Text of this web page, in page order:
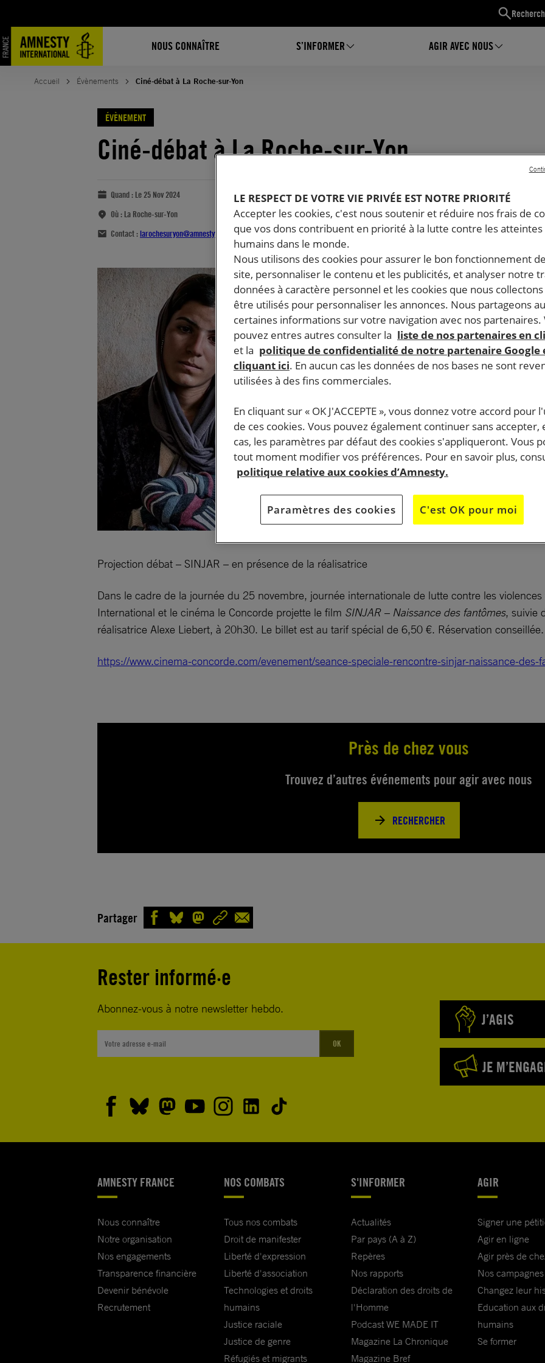
NOUS CONNAÎTRE S’INFORMER AGIR AVEC NOUS
Accueil Évènements Ciné-débat à La Roche-sur-Yon
ÉVÈNEMENT
Ciné-débat à La Roche-sur-Yon
Quand : Le 25 Nov 2024
Où : La Roche-sur-Yon
Contact :larochesuryon@amnestyfrance.fr
Projection débat – SINJAR – en présence de la réalisatrice
Dans le cadre de la journée du 25 novembre, journée internationale de lutte contre les
International et le cinéma le Concorde projette le film SINJAR – Naissance des fantômes, suivie
réalisatrice Alexe Liebert, à 20h30. Le billet est au tarif spécial de 6,50 €. Réservation conseillée.
https://www.cinema-concorde.com/evenement/seance-speciale-rencontre-sinjar-naissance-des-
Près de chez vous
Trouvez d’autres événements pour agir avec nous
RECHERCHER
Partager
Rester informé·e
Abonnez-vous à notre newsletter hebdo.
OK
J’AGIS
JE
AMNESTY FRANCE
Nous connaître
Notre organisation
Nos engagements
Transparence financière
Devenir bénévole
Recrutement
NOS COMBATS
Tous nos combats
Droit de manifester
Liberté d'expression
Liberté d'association
Technologies et droits
humains
Justice raciale
Justice de genre
Réfugiés et migrants
S'INFORMER
Actualités
Par pays (A à Z)
Repères
Nos rapports
Déclaration des droits de
l'Homme
Podcast WE MADE IT
Magazine La Chronique
Magazine Bref
AGIR
Signer une
Agir en ligne
Agir près de
Nos campagnes
Changez leur
Education aux
humains
Se former
LE RESPECT DE VOTRE VIE PRIVÉE EST NOTRE PRIORITÉ
Accepter les cookies, c'est nous soutenir et réduire nos frais de
que vos dons contribuent en priorité à la lutte contre les
humains dans le monde.
Nous utilisons des cookies pour assurer le bon fonctionnement
site, personnaliser le contenu et les publicités, et analyser notre
données à caractère personnel et les cookies que nous
être utilisés pour personnaliser les annonces. Nous partageons
certaines informations sur votre navigation avec nos partenaires.
pouvez entres autres consulter la liste de nos partenaires en
et la politique de confidentialité de notre partenaire Google
cliquant ici. En aucun cas les données de nos bases ne sont
utilisées à des fins commerciales.
En cliquant sur « OK J'ACCEPTE », vous donnez votre accord pour
de ces cookies. Vous pouvez également continuer sans accepter,
cas, les paramètres par défaut des cookies s'appliqueront. Vous
tout moment modifier vos préférences. Pour en savoir plus,
politique relative aux cookies d’Amnesty.
Paramètres des cookies C'est OK pour moi